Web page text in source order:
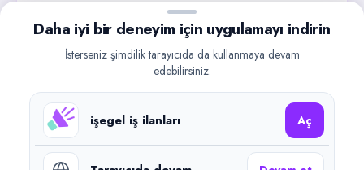
Güncel iş ilanlarını takip edin, işverenlerle hızlıca
iletişime geçin.
Google Play
Daha iyi bir deneyim için uygulamayı indirin
İsterseniz şimdilik tarayıcıda da kullanmaya devam
edebilirsiniz.
işegel iş ilanları Aç